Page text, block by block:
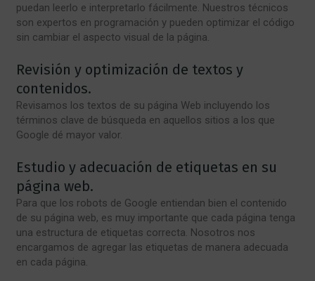
puedan leerlo e interpretarlo fácilmente. Nuestros técnicos
son expertos en programación y pueden optimizar el código
sin cambiar el aspecto visual de la página.
Revisión y optimización de textos y
contenidos.
Revisamos los textos de su página Web incluyendo los
términos clave de búsqueda en aquellos sitios a los que
Google dé mayor valor.
Estudio y adecuación de etiquetas en su
página web.
Para que los robots de Google entiendan bien el contenido
de su página web, es muy importante que cada página tenga
una estructura de etiquetas correcta. Nosotros nos
encargamos de agregar las etiquetas de manera adecuada
en cada página.